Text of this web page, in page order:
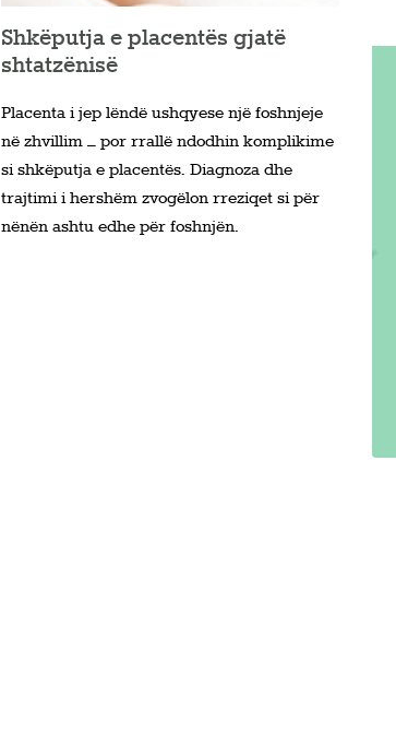
Shkëputja e placentës gjatë
shtatzënisë
Placenta i jep lëndë ushqyese një foshnjeje
në zhvillim – por rrallë ndodhin komplikime
si shkëputja e placentës. Diagnoza dhe
trajtimi i hershëm zvogëlon rreziqet si për
nënën ashtu edhe për foshnjën.